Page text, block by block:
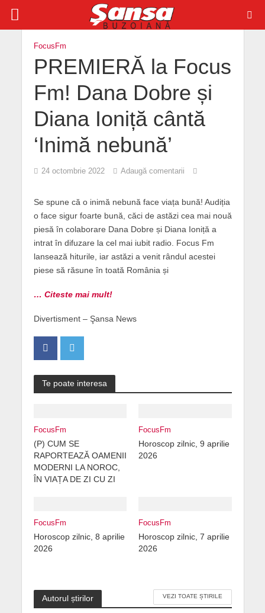
FocusFm
PREMIERĂ la Focus
Fm! Dana Dobre și
Diana Ioniță cântă
‘Inimă nebună’
24 octombrie 2022 Adaugă comentarii
Se spune că o inimă nebună face viața bună! Audiția
o face sigur foarte bună, căci de astăzi cea mai nouă
piesă în colaborare Dana Dobre și Diana Ioniță a
intrat în difuzare la cel mai iubit radio. Focus Fm
lansează hiturile, iar astăzi a venit rândul acestei
piese să răsune în toată România și
… Citeste mai mult!
Divertisment – Şansa News
Te poate interesa
FocusFm
(P) CUM SE
RAPORTEAZĂ OAMENII
MODERNI LA NOROC,
ÎN VIAȚA DE ZI CU ZI
FocusFm
Horoscop zilnic, 9 aprilie
2026
FocusFm
Horoscop zilnic, 8 aprilie
2026
FocusFm
Horoscop zilnic, 7 aprilie
2026
Autorul știrilor VEZI TOATE ȘTIRILE